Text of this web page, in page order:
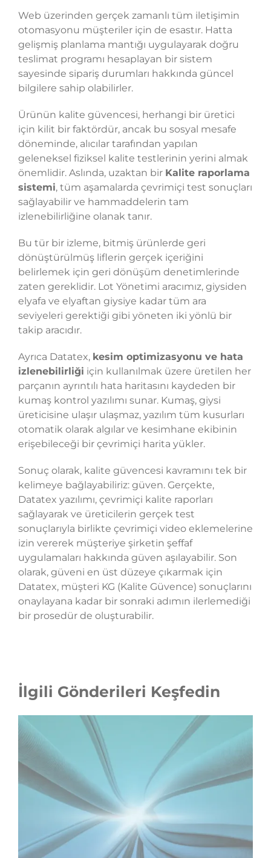
Web üzerinden gerçek zamanlı tüm iletişimin
otomasyonu müşteriler için de esastır. Hatta
gelişmiş planlama mantığı uygulayarak doğru
teslimat programı hesaplayan bir sistem
sayesinde sipariş durumları hakkında güncel
bilgilere sahip olabilirler.
Ürünün kalite güvencesi, herhangi bir üretici
için kilit bir faktördür, ancak bu sosyal mesafe
döneminde, alıcılar tarafından yapılan
geleneksel fiziksel kalite testlerinin yerini almak
önemlidir. Aslında, uzaktan bir Kalite raporlama
sistemi, tüm aşamalarda çevrimiçi test sonuçları
sağlayabilir ve hammaddelerin tam
izlenebilirliğine olanak tanır.
Bu tür bir izleme, bitmiş ürünlerde geri
dönüştürülmüş liflerin gerçek içeriğini
belirlemek için geri dönüşüm denetimlerinde
zaten gereklidir. Lot Yönetimi aracımız, giysiden
elyafa ve elyaftan giysiye kadar tüm ara
seviyeleri gerektiği gibi yöneten iki yönlü bir
takip aracıdır.
Ayrıca Datatex, kesim optimizasyonu ve hata
izlenebilirliği için kullanılmak üzere üretilen her
parçanın ayrıntılı hata haritasını kaydeden bir
kumaş kontrol yazılımı sunar. Kumaş, giysi
üreticisine ulaşır ulaşmaz, yazılım tüm kusurları
otomatik olarak algılar ve kesimhane ekibinin
erişebileceği bir çevrimiçi harita yükler.
Sonuç olarak, kalite güvencesi kavramını tek bir
kelimeye bağlayabiliriz: güven. Gerçekte,
Datatex yazılımı, çevrimiçi kalite raporları
sağlayarak ve üreticilerin gerçek test
sonuçlarıyla birlikte çevrimiçi video eklemelerine
izin vererek müşteriye şirketin şeffaf
uygulamaları hakkında güven aşılayabilir. Son
olarak, güveni en üst düzeye çıkarmak için
Datatex, müşteri KG (Kalite Güvence) sonuçlarını
onaylayana kadar bir sonraki adımın ilerlemediği
bir prosedür de oluşturabilir.
İlgili Gönderileri Keşfedin